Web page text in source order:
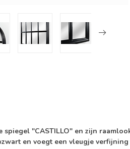
"CASTILLO" en zijn
en voegt een vleugje